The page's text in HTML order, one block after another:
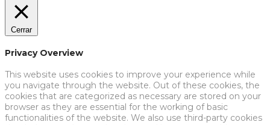
Cerrar
Privacy Overview
This website uses cookies to improve your experience while
you navigate through the website. Out of these cookies, the
cookies that are categorized as necessary are stored on your
browser as they are essential for the working of basic
functionalities of the website. We also use third-party cookies